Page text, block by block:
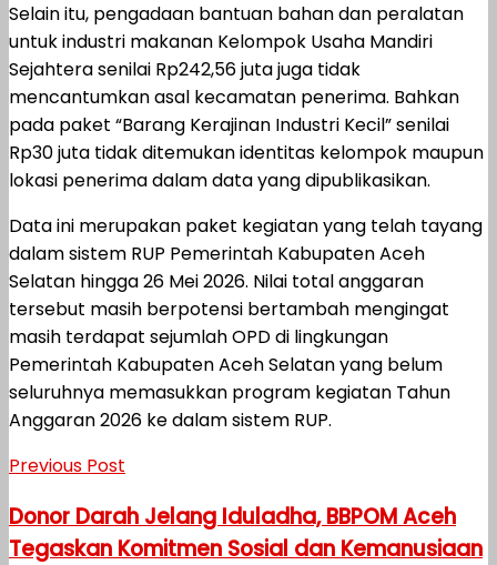
Selain itu, pengadaan bantuan bahan dan peralatan
untuk industri makanan Kelompok Usaha Mandiri
Sejahtera senilai Rp242,56 juta juga tidak
mencantumkan asal kecamatan penerima. Bahkan
pada paket “Barang Kerajinan Industri Kecil” senilai
Rp30 juta tidak ditemukan identitas kelompok maupun
lokasi penerima dalam data yang dipublikasikan.
Data ini merupakan paket kegiatan yang telah tayang
dalam sistem RUP Pemerintah Kabupaten Aceh
Selatan hingga 26 Mei 2026. Nilai total anggaran
tersebut masih berpotensi bertambah mengingat
masih terdapat sejumlah OPD di lingkungan
Pemerintah Kabupaten Aceh Selatan yang belum
seluruhnya memasukkan program kegiatan Tahun
Anggaran 2026 ke dalam sistem RUP.
Previous Post
Donor Darah Jelang Iduladha, BBPOM Aceh
Tegaskan Komitmen Sosial dan Kemanusiaan